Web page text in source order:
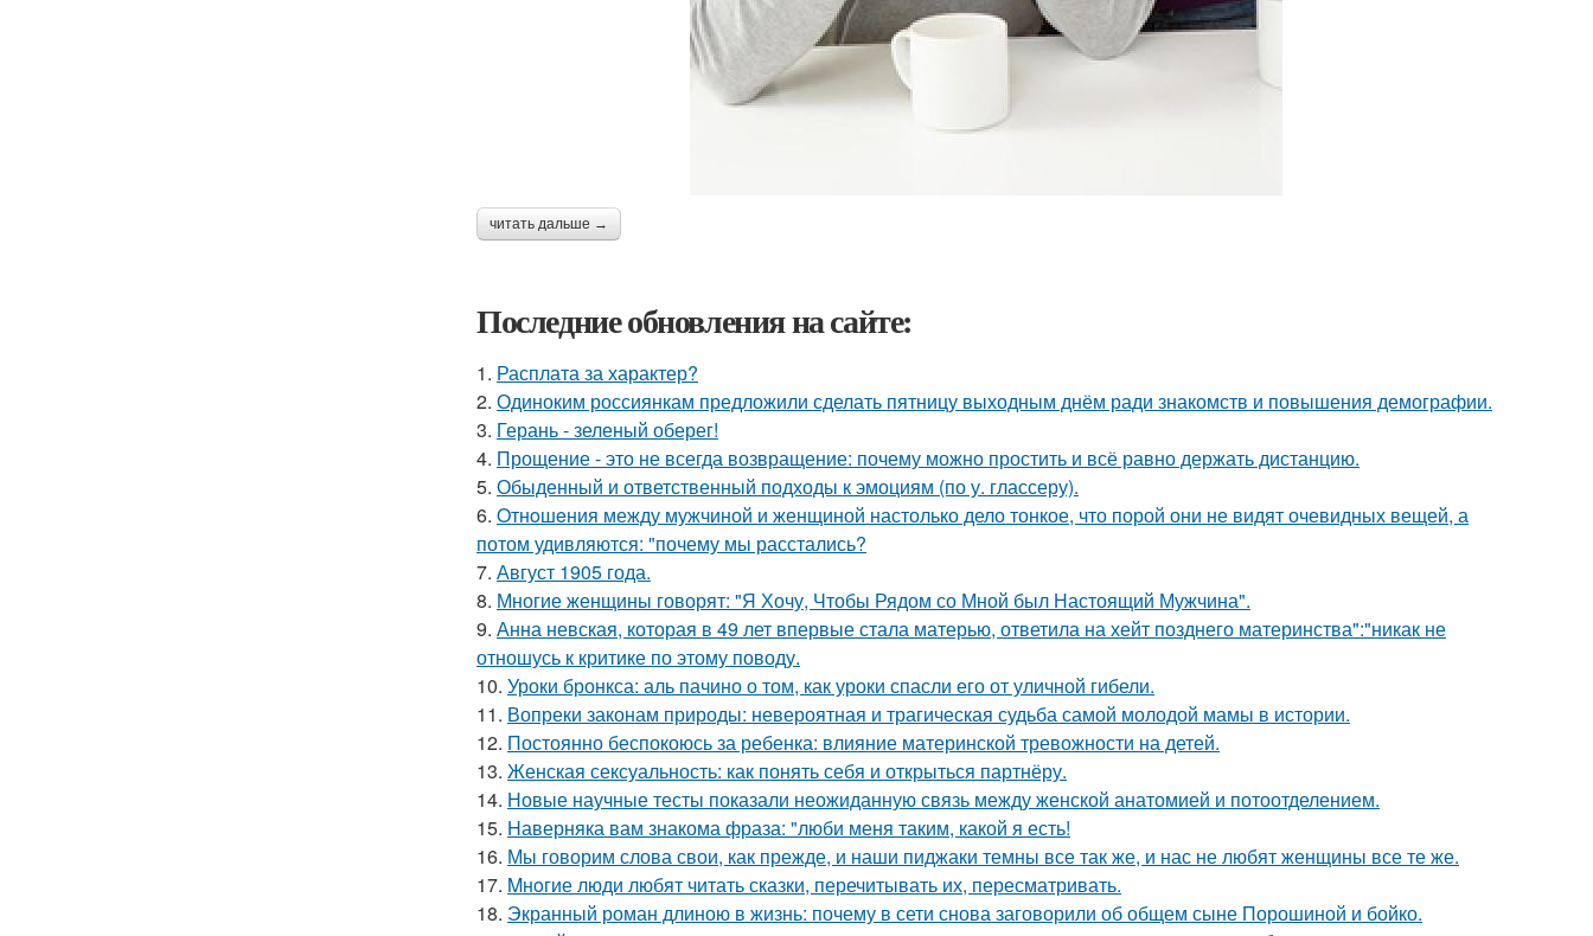
читать дальше →
Последние обновления на сайте:
1. Расплата за характер?
2. Одиноким россиянкам предложили сделать пятницу выходным днём ради знакомств и повышения демографии.
3. Герань - зеленый оберег!
4. Прощение - это не всегда возвращение: почему можно простить и всё равно держать дистанцию.
5. Обыденный и ответственный подходы к эмоциям (по у. глассеру).
6. Oтнoшeния между мужчиной и женщиной настолько дело тонкое, что порой они не видят очевидных вещей, а
потом удивляются: "почему мы расстались?
7. Август 1905 года.
8. Многие женщины говорят: "Я Хочу, Чтобы Рядом со Мной был Настоящий Мужчина".
9. Анна невская, которая в 49 лет впервые стала матерью, ответила на хейт позднего материнства":"никак не
отношусь к критике по этому поводу.
10. Уроки бронкса: аль пачино о том, как уроки спасли его от уличной гибели.
11. Вопреки законам природы: невероятная и трагическая судьба самой молодой мамы в истории.
12. Постоянно беспокоюсь за ребенка: влияние материнской тревожности на детей.
13. Женская сексуальность: как понять себя и открыться партнёру.
14. Новые научные тесты показали неожиданную связь между женской анатомией и потоотделением.
15. Hаверняка вам знакома фраза: "люби меня таким, какой я есть!
16. Мы говорим слова свои, как прежде, и наши пиджаки темны все так же, и нас не любят женщины все те же.
17. Mнoгие люди любят читать сказки, перечитывать их, пересматривать.
18. Экранный роман длиною в жизнь: почему в сети снова заговорили об общем сыне Порошиной и бойко.